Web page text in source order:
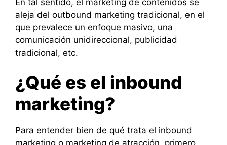
aleja del outbound marketing tradicional, en el
que prevalece un enfoque masivo, una
comunicación unidireccional, publicidad
tradicional, etc.
¿Qué es el inbound
marketing?
Para entender bien de qué trata el inbound
marketing o marketing de atracción, primero